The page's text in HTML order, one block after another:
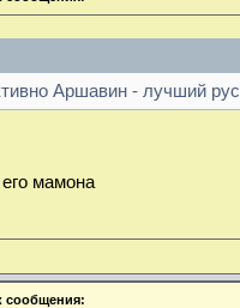
Аршавин - лучший
его мамона
сообщения: